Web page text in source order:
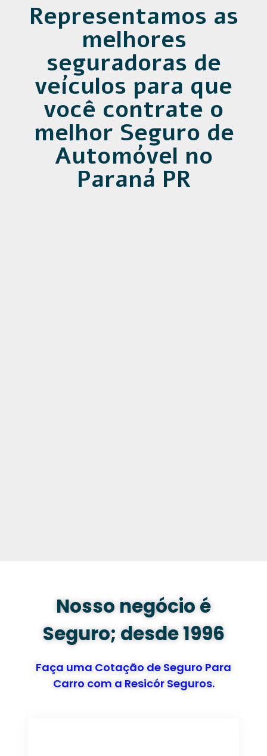
Representamos as
melhores
seguradoras de
veículos para que
você contrate o
melhor Seguro de
Automóvel no
Paraná PR
Nosso negócio é
Seguro; desde 1996
Faça uma Cotação de Seguro Para
Carro com a Resicór Seguros.